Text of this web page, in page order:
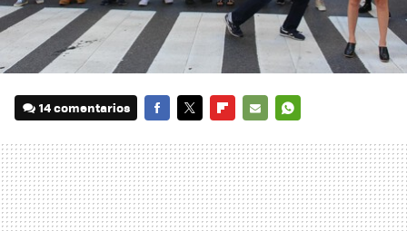
14 comentarios
MAIL